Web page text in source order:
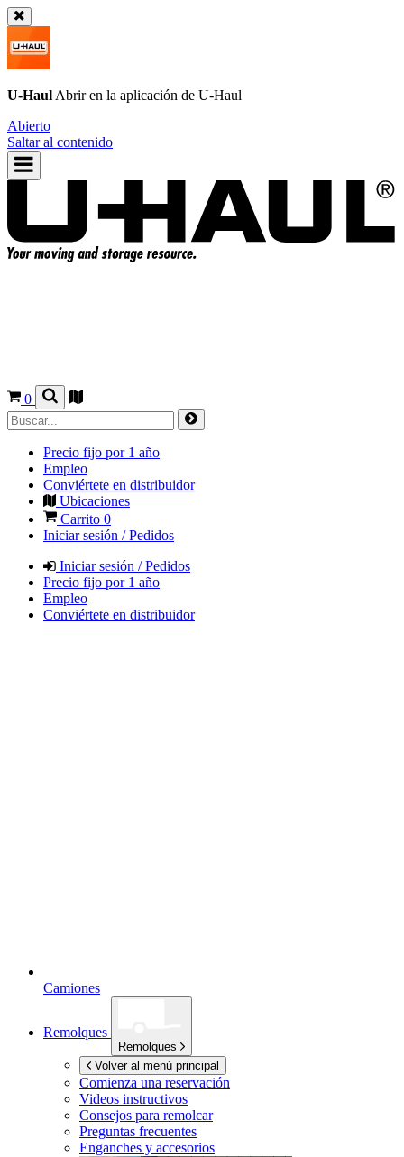
U-Haul Abrir en la aplicación de U-Haul
Abierto
Saltar al contenido
0
Precio fijo por 1 año
Empleo
Conviértete en distribuidor
Ubicaciones
Carrito 0
Iniciar sesión / Pedidos
Iniciar sesión / Pedidos
Precio fijo por 1 año
Empleo
Conviértete en distribuidor
Camiones
Remolques
Remolques
Volver al menú principal
Comienza una reservación
Videos instructivos
Consejos para remolcar
Preguntas frecuentes
Enganches y accesorios